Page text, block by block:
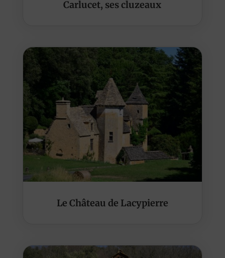
Carlucet, ses cluzeaux
Le Château de Lacypierre